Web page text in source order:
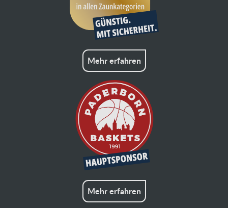
Mehr erfahren
Mehr erfahren